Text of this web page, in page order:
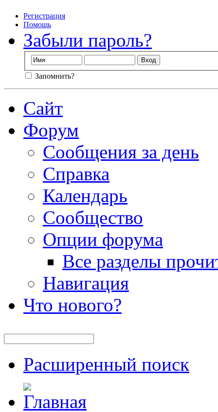
Регистрация
Помощь
Забыли пароль?
Запомнить?
Сайт
Форум
Сообщения за день
Справка
Календарь
Сообщество
Опции форума
Все разделы
Навигация
Что нового?
Расширенный поиск